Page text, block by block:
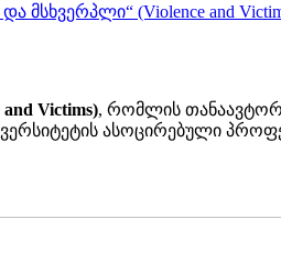
(Violence and
Victims), რომლის
ასოცირებული